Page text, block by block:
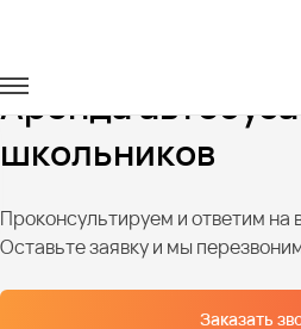
Перевозка
Аренда
школьников
Проконсультируем и ответим на
Оставьте заявку и мы
Заказать